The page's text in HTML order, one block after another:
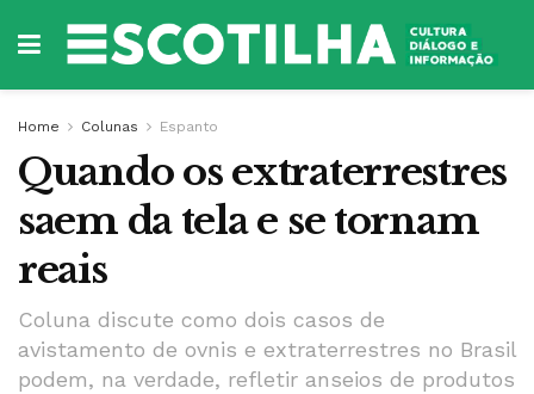
Home Colunas Espanto
Quando os extraterrestres
saem da tela e se tornam
reais
Coluna discute como dois casos de
avistamento de ovnis e extraterrestres no Brasil
podem, na verdade, refletir anseios de produtos